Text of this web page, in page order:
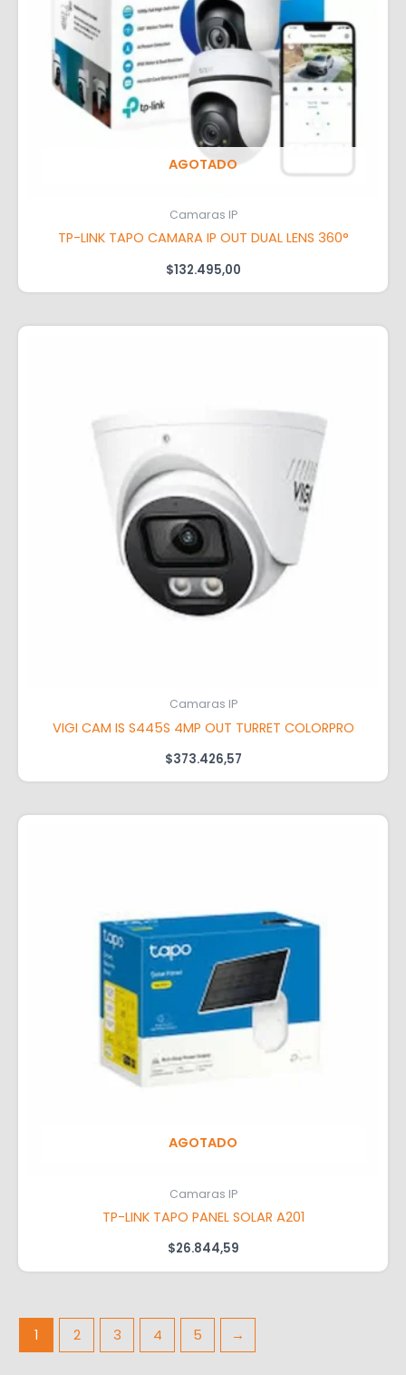
AGOTADO
Camaras IP
TP-LINK TAPO CAMARA IP OUT DUAL LENS 360°
$132.495,00
Camaras IP
VIGI CAM IS S445S 4MP OUT TURRET COLORPRO
$373.426,57
AGOTADO
Camaras IP
TP-LINK TAPO PANEL SOLAR A201
$26.844,59
1 2 3 4 5 →